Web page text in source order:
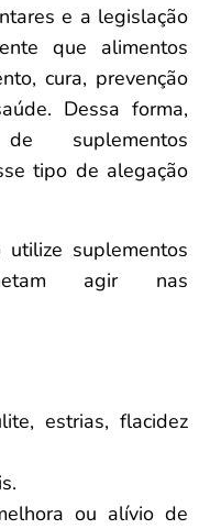
e a legislação
que alimentos
cura, prevenção
Dessa forma,
suplementos
tipo de alegação
suplementos
agir nas
estrias, flacidez
ou alívio de